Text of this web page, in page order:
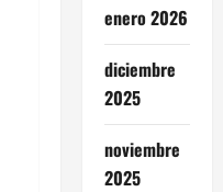
enero 2026
diciembre
2025
noviembre
2025